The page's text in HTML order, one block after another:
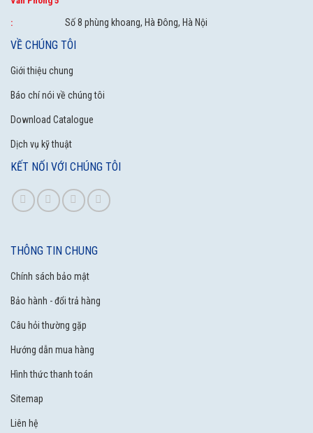
: Số 8 phùng khoang, Hà Đông, Hà Nội
VỀ CHÚNG TÔI
Giới thiệu chung
Báo chí nói về chúng tôi
Download Catalogue
Dịch vụ kỹ thuật
KẾT NỐI VỚI CHÚNG TÔI
THÔNG TIN CHUNG
Chính sách bảo mật
Bảo hành - đổi trả hàng
Câu hỏi thường gặp
Hướng dẫn mua hàng
Hình thức thanh toán
Sitemap
Liên hệ